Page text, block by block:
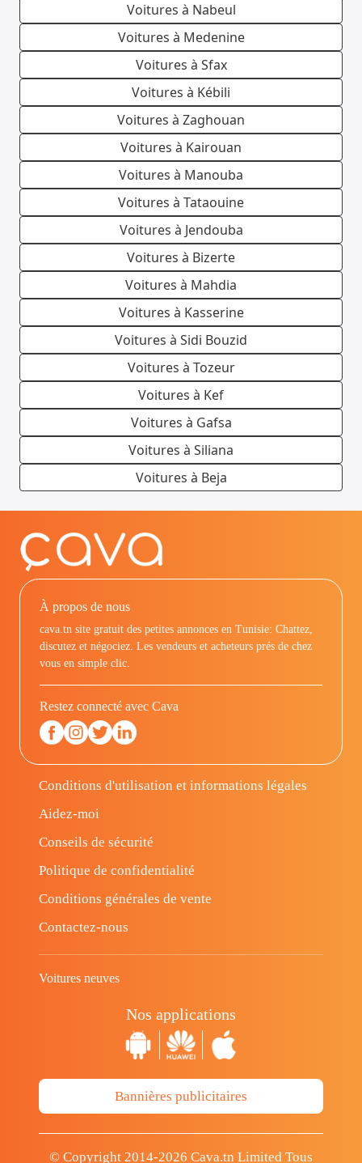
Voitures à Nabeul
Voitures à Medenine
Voitures à Sfax
Voitures à Kébili
Voitures à Zaghouan
Voitures à Kairouan
Voitures à Manouba
Voitures à Tataouine
Voitures à Jendouba
Voitures à Bizerte
Voitures à Mahdia
Voitures à Kasserine
Voitures à Sidi Bouzid
Voitures à Tozeur
Voitures à Kef
Voitures à Gafsa
Voitures à Siliana
Voitures à Beja
À propos de nous
cava.tn site gratuit des petites annonces en Tunisie: Chattez,
discutez et négociez. Les vendeurs et acheteurs prés de chez
vous en simple clic.
Restez connecté avec Cava
Conditions d'utilisation et informations légales
Aidez-moi
Conseils de sécurité
Politique de confidentialité
Conditions générales de vente
Contactez-nous
Voitures neuves
Nos applications
Bannières publicitaires
© Copyright 2014-2026 Cava.tn Limited Tous